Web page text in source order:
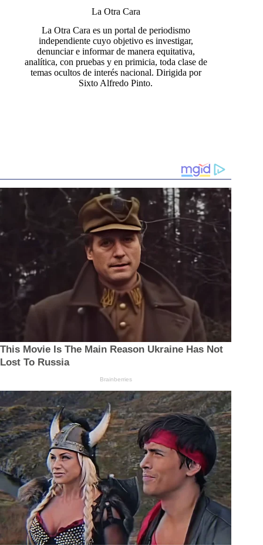
La Otra Cara
La Otra Cara es un portal de periodismo
independiente cuyo objetivo es investigar,
denunciar e informar de manera equitativa,
analítica, con pruebas y en primicia, toda clase de
temas ocultos de interés nacional. Dirigida por
Sixto Alfredo Pinto.